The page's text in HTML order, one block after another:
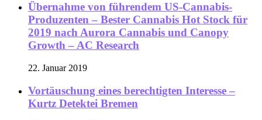
Übernahme von führendem US-Cannabis-
Produzenten – Bester Cannabis Hot Stock für
2019 nach Aurora Cannabis und Canopy
Growth – AC Research
22. Januar 2019
Vortäuschung eines berechtigten Interesse –
Kurtz Detektei Bremen